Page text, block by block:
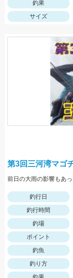
釣果
サイズ
第3回三河湾マゴ
釣行日
釣行時間
釣場
ポイント
釣魚
釣り方